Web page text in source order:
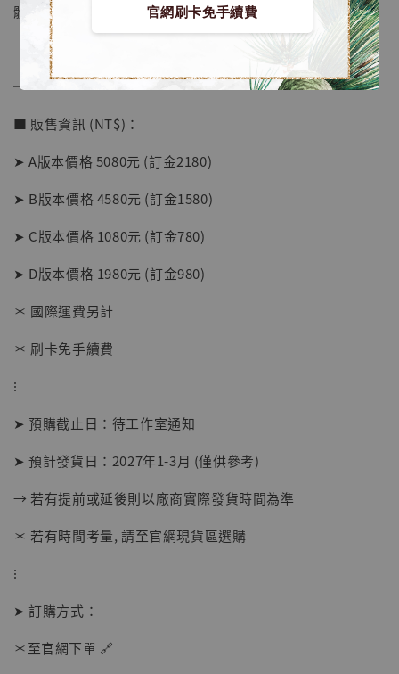
官網刷卡免手續費
摩 [7STARS Studio]
NT$ 1,500
NT$ 1,870
體數：限量99體
──────────────
■ 販售資訊 (NT$)：
➤ A版本價格 5080元 (訂金2180)
➤ B版本價格 4580元 (訂金1580)
➤ C版本價格 1080元 (訂金780)
➤ D版本價格 1980元 (訂金980)
＊ 國際運費另計
＊ 刷卡免手續費
⁝
➤ 預購截止日：待工作室通知
➤ 預計發貨日：2027年1-3月 (僅供參考)
→ 若有提前或延後則以廠商實際發貨時間為準
＊ 若有時間考量, 請至官網現貨區選購
⁝
➤ 訂購方式：
＊至官網下單 🔗